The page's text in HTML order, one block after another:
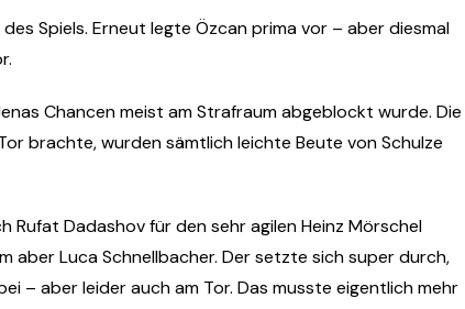
Spiels. Erneut legte Özcan prima vor – aber diesmal
Chancen meist am Strafraum abgeblockt wurde. Die
brachte, wurden sämtlich leichte Beute von Schulze
Rufat Dadashov für den sehr agilen Heinz Mörschel
aber Luca Schnellbacher. Der setzte sich super durch,
– aber leider auch am Tor. Das musste eigentlich mehr